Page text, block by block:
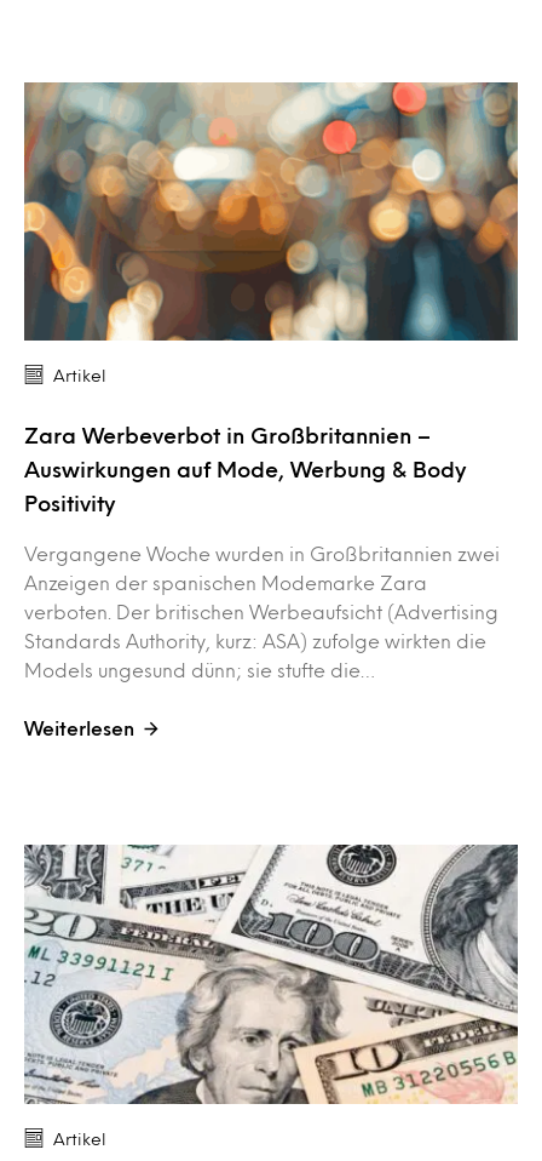
Artikel
Zara Werbeverbot in Großbritannien –
Auswirkungen auf Mode, Werbung & Body
Positivity
Vergangene Woche wurden in Großbritannien zwei
Anzeigen der spanischen Modemarke Zara
verboten. Der britischen Werbeaufsicht (Advertising
Standards Authority, kurz: ASA) zufolge wirkten die
Models ungesund dünn; sie stufte die…
Weiterlesen
Artikel